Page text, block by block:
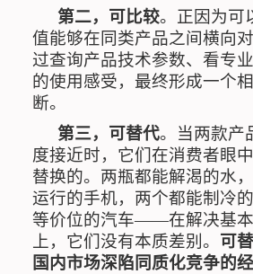
第二，可比较。正因为可
值能够在同类产品之间横向
过查询产品技术参数、看专
的使用感受，最终形成一个
断。
第三，可替代。当两款产
度接近时，它们在消费者眼
替换的。两瓶都能解渴的水
运行的手机，两个都能制冷
等价位的汽车——在解决基
上，它们没有本质差别。 可
国内市场深陷同质化竞争的